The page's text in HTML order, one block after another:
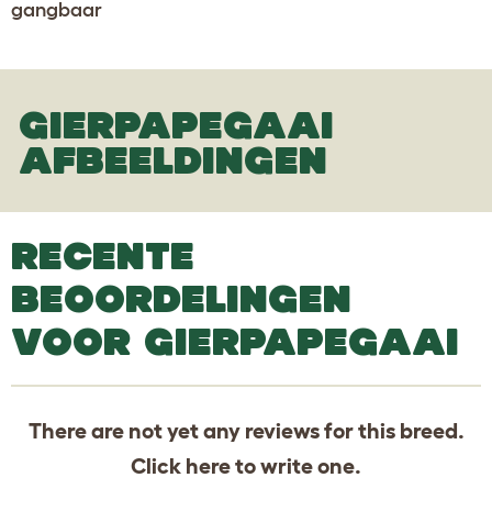
gangbaar
GIERPAPEGAAI
AFBEELDINGEN
RECENTE
BEOORDELINGEN
VOOR GIERPAPEGAAI
There are not yet any reviews for this breed.
Click hereto write one.